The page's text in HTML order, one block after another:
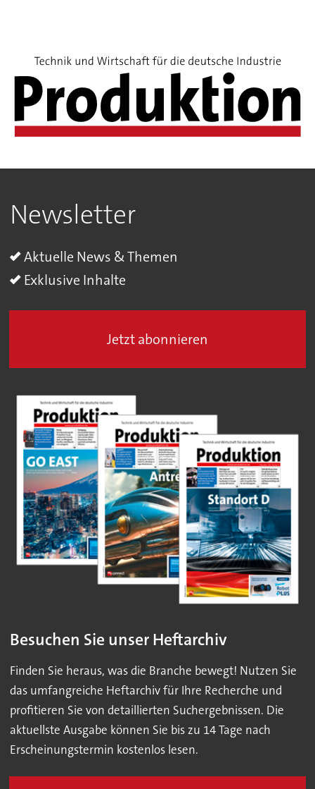
Newsletter
Aktuelle News & Themen
Exklusive Inhalte
Jetzt abonnieren
Besuchen Sie unser Heftarchiv
Finden Sie heraus, was die Branche bewegt! Nutzen Sie
das umfangreiche Heftarchiv für Ihre Recherche und
profitieren Sie von detaillierten Suchergebnissen. Die
aktuellste Ausgabe können Sie bis zu 14 Tage nach
Erscheinungstermin kostenlos lesen.